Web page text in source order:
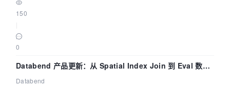
150
0
Databend 产品更新：从 Spatial Index Join 到 Eval 数据
管道
Databend